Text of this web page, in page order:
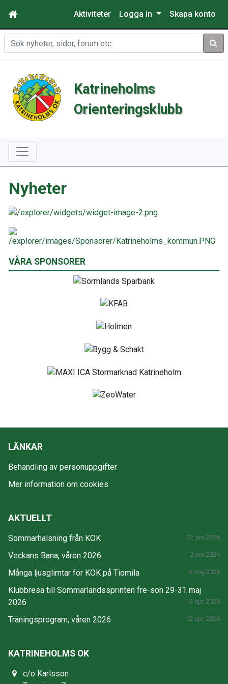
Aktiviteter Logga in Skapa konto
Sök
Katrineholms
Orienteringsklubb
Nyheter
VÅRA SPONSORER
LÄNKAR
Behandling av personuppgifter
Mer information om cookies
AKTUELLT
Sommarhälsning från KOK 22 jun 2026
Veckans Bana, våren 2026 2 jun 2026
Många ljusglimtar för KOK på Tiomila 4 maj 2026
Klubbresa till Sommarlandssprinten fre-sön 29-31 maj
2026
13 apr 2026
Träningsprogram, våren 2026 12 apr 2026
KATRINEHOLMS OK
c/o Karlsson